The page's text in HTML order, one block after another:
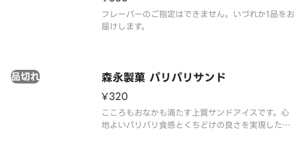
フレーバーのご指定はできません。いづれか1品をお
届けします。
森永製菓 パリパリサンド
品切れ
¥320
こころもおなかも満たす上質サンドアイスです。心
地よいパリパリ食感とくちどけの良さを実現したパ